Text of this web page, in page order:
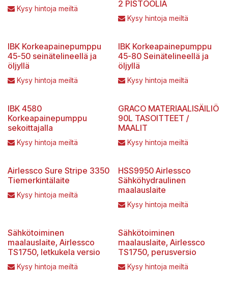
Kysy hintoja meiltä
2 PISTOOLIA
Kysy hintoja meiltä
IBK Korkeapainepumppu
45-50 seinätelineellä ja
öljyllä
Kysy hintoja meiltä
IBK Korkeapainepumppu
45-80 Seinätelineellä ja
öljyllä
Kysy hintoja meiltä
IBK 4580
Korkeapainepumppu
sekoittajalla
Kysy hintoja meiltä
GRACO MATERIAALISÄILIÖ
90L TASOITTEET /
MAALIT
Kysy hintoja meiltä
Airlessco Sure Stripe 3350
Tiemerkintälaite
Kysy hintoja meiltä
HSS9950 Airlessco
Sähköhydraulinen
maalauslaite
Kysy hintoja meiltä
Sähkötoiminen
maalauslaite, Airlessco
TS1750, letkukela versio
Kysy hintoja meiltä
Sähkötoiminen
maalauslaite, Airlessco
TS1750, perusversio
Kysy hintoja meiltä